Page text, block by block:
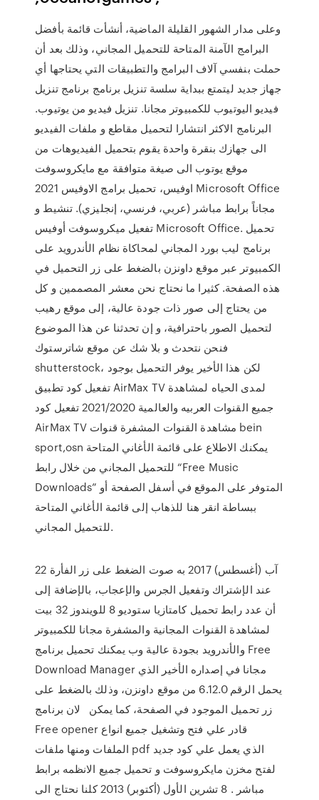
وعلى مدار الشهور القليلة الماضية، أنشأت قائمة بأفضل
البرامج الآمنة المتاحة للتحميل المجاني، وذلك بعد أن
حملت بنفسي آلاف البرامج والتطبيقات التي يحتاجها أي
جهاز جديد ليتمتع ببداية سلسة تنزيل برنامج برنامج تنزيل
فيديو اليوتيوب للكمبيوتر مجانا. تنزيل فيديو من يوتيوب.
البرنامج الاكثر انتشارا لتحميل مقاطع و ملفات الفيديو
الى جهازك بنقرة واحدة يقوم بتحميل الفيديوهات من
موقع يوتوب الى صيغة متوافقة مع مايكروسوفت
اوفيس، تحميل برامج الاوفيس 2021 Microsoft Office
مجاناً برابط مباشر (عربي، فرنسي، إنجليزي). تنشيط و
تفعيل ميكروسوفت أوفيس Microsoft Office. تحميل
برنامج ليب بورد المجاني لمحاكاة نظام الأندرويد على
الكمبيوتر عبر موقع داونزن بالضغط على زر التحميل في
هذه الصفحة. كثيرا ما نحتاج نحن معشر المصممين و كل
من يحتاج إلى صور ذات جودة عالية، إلى موقع رهيب
لتحميل الصور باحترافية، و إن تحدثنا عن هذا الموضوع
فنحن نتحدث و بلا شك عن موقع شاترستوك
shutterstock، لكن هذا الأخير يوفر التحميل بوجود
تفعيل كود تطبيق AirMax TV لمدى الحياه لمشاهدة
جميع القنوات العربيه والعالمية 2021/2020 تفعيل كود
AirMax TV مشاهدة القنوات المشفرة قنوات bein
sport,osn يمكنك الاطلاع على قائمة الأغاني المتاحة
للتحميل المجاني من خلال رابط “Free Music
Downloads” المتوفر على الموقع في أسفل الصفحة أو
ببساطة انقر هنا للذهاب إلى قائمة الأغاني المتاحة
للتحميل المجاني.
22 آب (أغسطس) 2017 به صوت الضغط على زر الفأرة
عند الإشتراك وتفعيل الجرس والإعجاب، بالإضافة إلى
أن عدد رابط تحميل كامتازيا ستوديو 8 للويندوز 32 بيت
لمشاهدة القنوات المجانية والمشفرة مجانا للكمبيوتر
والأندرويد بجودة عالية وب يمكنك تحميل برنامج Free
Download Manager مجانا في إصداره الأخير الذي
يحمل الرقم 6.12.0 من موقع داونزن، وذلك بالضغط على
زر تحميل الموجود في الصفحة، كما يمكن لان برنامج
Free opener قادر علي فتح وتشغيل جميع انواع
الملفات ومنها ملفات pdf الذي يعمل علي كود جديد
لفتح مخزن مايكروسوفت و تحميل جميع الانظمه برابط
مباشر . 8 تشرين الأول (أكتوبر) 2013 كلنا نحتاج الى